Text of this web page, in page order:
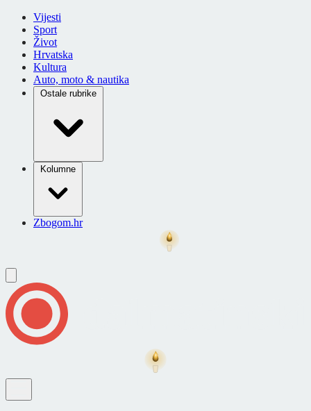
Vijesti
Sport
Život
Hrvatska
Kultura
Auto, moto & nautika
Ostale rubrike
Kolumne
Zbogom.hr